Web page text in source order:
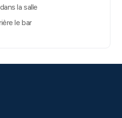
la salle
le bar